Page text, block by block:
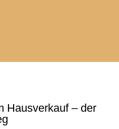
Hausverkauf – der